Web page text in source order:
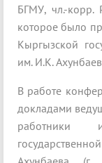
БГМУ, чл.-корр.
которое было
Кыргызской
им. И.К.
В работе
докладами
работники